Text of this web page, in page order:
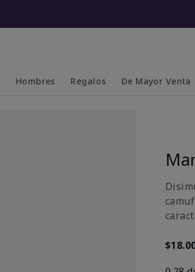
Hombres Regalos De Mayor Venta